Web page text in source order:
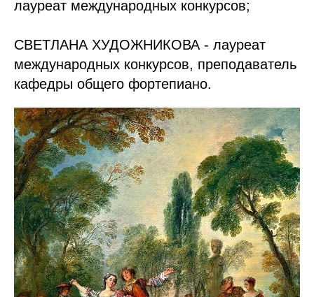
лауреат международных конкурсов;
СВЕТЛАНА ХУДОЖНИКОВА - лауреат
международных конкурсов, преподаватель
кафедры общего фортепиано.